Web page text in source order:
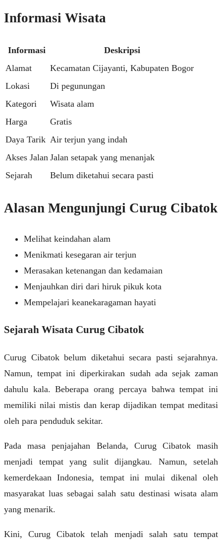
Informasi Wisata
Informasi
Deskripsi
Alamat
Kecamatan Cijayanti, Kabupaten Bogor
Lokasi
Di pegunungan
Kategori
Wisata alam
Harga
Gratis
Daya Tarik Air terjun yang indah
Akses Jalan Jalan setapak yang menanjak
Sejarah
Belum diketahui secara pasti
Alasan Mengunjungi Curug Cibatok
Melihat keindahan alam
Menikmati kesegaran air terjun
Merasakan ketenangan dan kedamaian
Menjauhkan diri dari hiruk pikuk kota
Mempelajari keanekaragaman hayati
Sejarah Wisata Curug Cibatok
Curug Cibatok belum diketahui secara pasti sejarahnya.
Namun, tempat ini diperkirakan sudah ada sejak zaman
dahulu kala. Beberapa orang percaya bahwa tempat ini
memiliki nilai mistis dan kerap dijadikan tempat meditasi
oleh para penduduk sekitar.
Pada masa penjajahan Belanda, Curug Cibatok masih
menjadi tempat yang sulit dijangkau. Namun, setelah
kemerdekaan Indonesia, tempat ini mulai dikenal oleh
masyarakat luas sebagai salah satu destinasi wisata alam
yang menarik.
Kini, Curug Cibatok telah menjadi salah satu tempat